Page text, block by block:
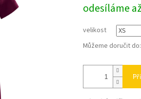
cena:
odesíláme
velikost
Můžeme doručit do: